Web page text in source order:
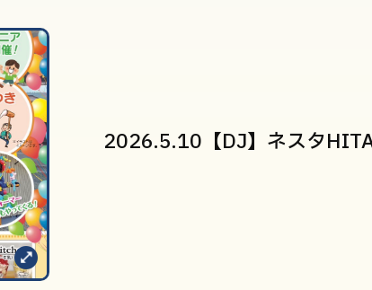
2026.5.10【DJ】ネスタ